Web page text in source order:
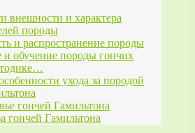
внешности и характера
породы
и распространение породы
и обучение породы гончих
ухода за породой
гончей Гамильтона
гончей Гамильтона